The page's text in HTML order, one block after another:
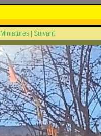
Miniatures Suivant